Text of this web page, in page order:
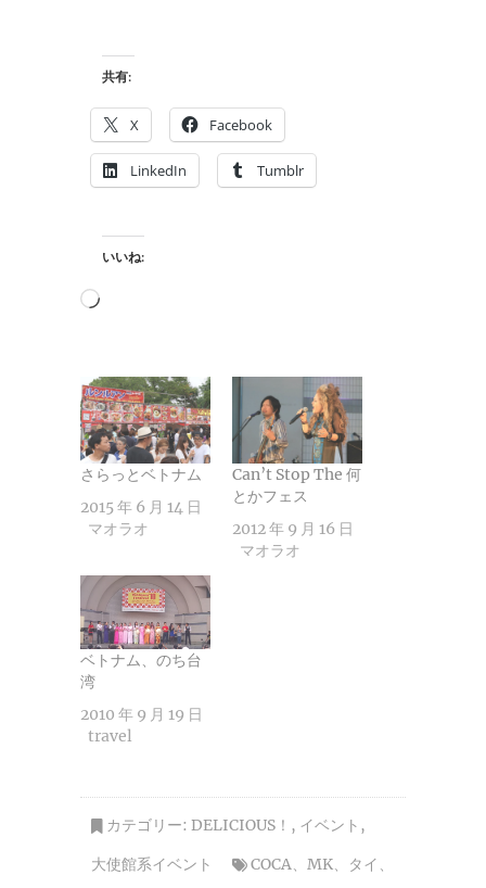
共有:
X Facebook
LinkedIn Tumblr
いいね:
読
中…
さらっとベトナム
2015 年 6 月 14 日
マオラオ
Can’t Stop The 何
とかフェス
2012 年 9 月 16 日
マオラオ
ベトナム、のち台
湾
2010 年 9 月 19 日
travel
カテゴリー: DELICIOUS！ , イベント ,
大使館系イベント
COCA、 MK、 タイ 、